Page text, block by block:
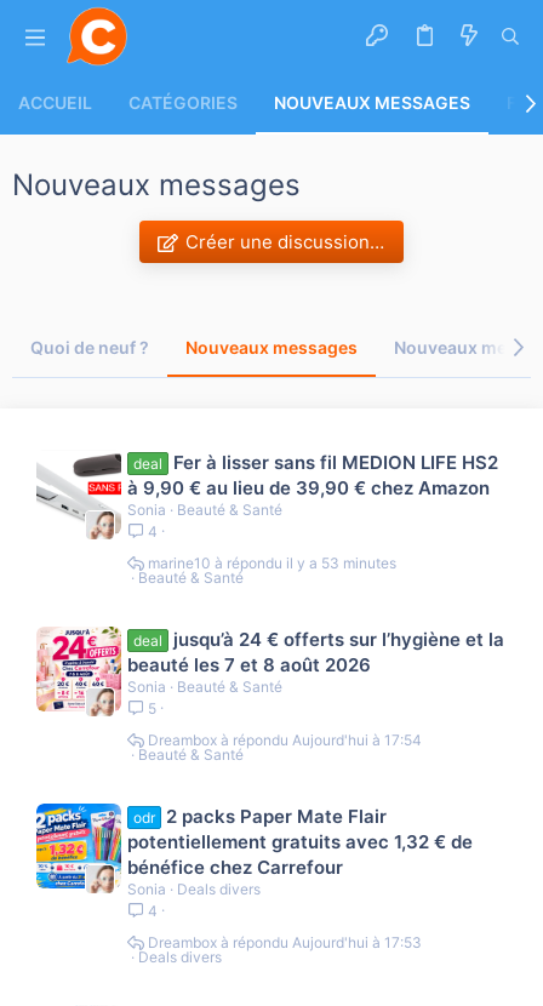
ACCUEIL CATÉGORIES NOUVEAUX MESSAGES
Nouveaux messages
Créer une discussion…
Quoi de neuf ? Nouveaux messages Nouveaux
deal
Fer à lisser sans fil MEDION LIFE HS2
à 9,90 € au lieu de 39,90 € chez Amazon
Sonia
Beauté & Santé
4
Beauté & Santé
il y a 53 minutes
marine10
deal
jusqu’à 24 € offerts sur l’hygiène et la
beauté les 7 et 8 août 2026
Sonia
Beauté & Santé
5
Beauté & Santé
Aujourd'hui à 17:54
Dreambox
odr
2 packs Paper Mate Flair
potentiellement gratuits avec 1,32 € de
bénéfice chez Carrefour
Sonia
Deals divers
4
Deals divers
Aujourd'hui à 17:53
Dreambox